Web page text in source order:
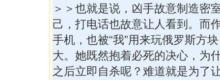
＞＞也就是说，凶手故意制造密
己，打电话也故意让人看到。而
手机，也被“我”用来玩俄罗斯方
大。她既然抱着必死的决心，为
之后立即自杀呢？难道就是为了